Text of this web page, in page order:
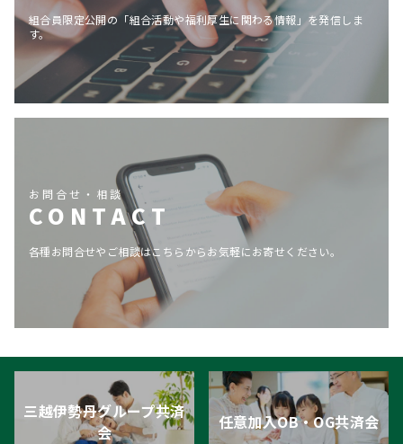
組合員限定公開の「組合活動や福利厚生に関わる情報」を発信しま
す。
お問合せ・相談
CONTACT
各種お問合せやご相談はこちらからお気軽にお寄せください。
三越伊勢丹グループ共済
会
任意加入OB・OG共済会